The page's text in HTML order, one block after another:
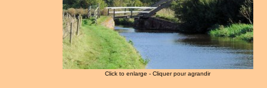
Click to enlarge - Cliquer pour agrandir